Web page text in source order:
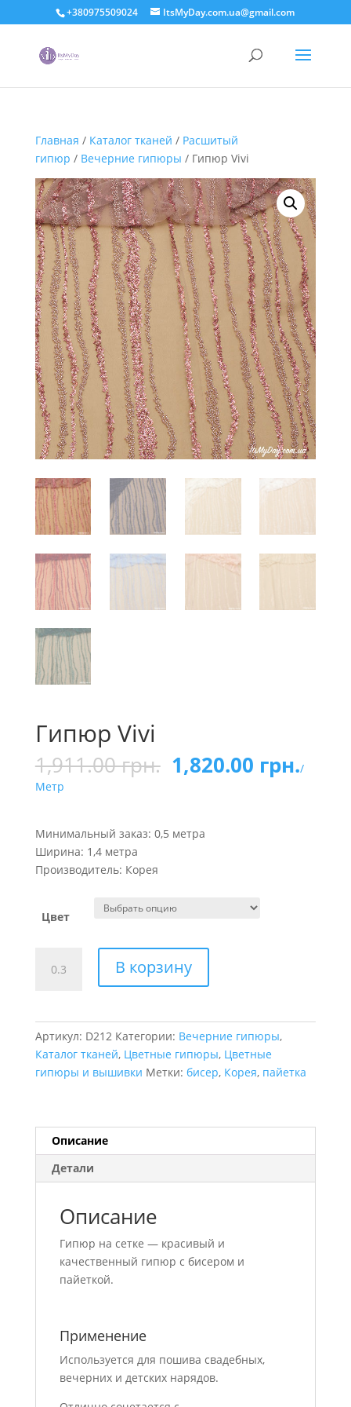
+380975509024 ItsMyDay.com.ua@gmail.com
Главная / Каталог тканей / Расшитый
гипюр / Вечерние гипюры / Гипюр Vivi
Гипюр Vivi
1,911.00грн. 1,820.00 грн./
Метр
Минимальный заказ: 0,5 метра
Ширина: 1,4 метра
Производитель: Корея
Цвет
товара
В корзину
Артикул: D212 Категории: Вечерние гипюры,
Каталог тканей, Цветные гипюры, Цветные
гипюры и вышивки Метки: бисер, Корея, пайетка
Описание
Детали
Описание
Гипюр на сетке — красивый и
качественный гипюр с бисером и
пайеткой.
Применение
Используется для пошива свадебных,
вечерних и детских нарядов.